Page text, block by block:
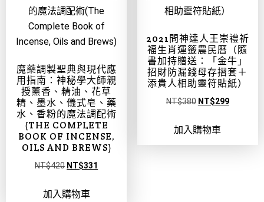
魔藥調製聖典與現代應
用指南：神秘學大師親
授薰香、精油、花草
精、墨水、儀式皂、藥
水、香粉的魔法調配術
(THE COMPLETE
BOOK OF INCENSE,
OILS AND BREWS)
NT$420 NT$331
加入購物車
2021問神達人王崇禮祈
福生肖運籤農民曆（隨
書加持贈送：「金牛」
招財防漏錢母存摺套＋
添貴人相助靈符貼紙）
NT$380 NT$299
加入購物車